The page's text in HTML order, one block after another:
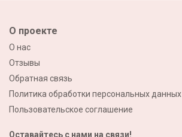
О проекте
О нас
Отзывы
Обратная связь
Политика обработки персональных данных
Пользовательское соглашение
Оставайтесь с нами на связи!